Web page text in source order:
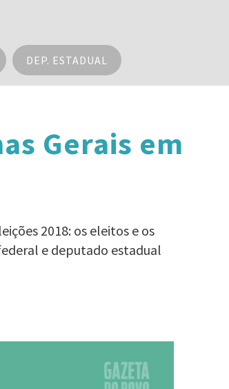
DEP. ESTADUAL
Gerais em
2018: os eleitos e os
e deputado estadual